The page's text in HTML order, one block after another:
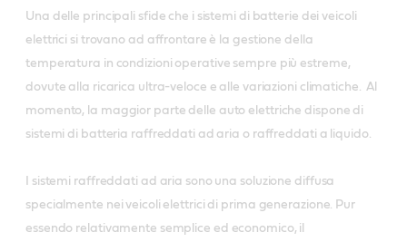
Una delle principali sfide che i sistemi di batterie dei veicoli
elettrici si trovano ad affrontare è la gestione della
temperatura in condizioni operative sempre più estreme,
dovute alla ricarica ultra-veloce e alle variazioni climatiche. Al
momento, la maggior parte delle auto elettriche dispone di
sistemi di batteria raffreddati ad aria o raffreddati a liquido.
I sistemi raffreddati ad aria sono una soluzione diffusa
specialmente nei veicoli elettrici di prima generazione. Pur
essendo relativamente semplice ed economico, il